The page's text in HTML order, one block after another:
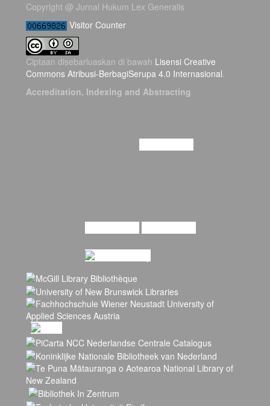
Copyright @ Jurnal Hukum Lex Generalis
Visitor Counter
Ciptaan disebarluaskan di bawah Lisensi Creative
Commons Atribusi-BerbagiSerupa 4.0 Internasional.
Accreditation, Indexing and Abstracting